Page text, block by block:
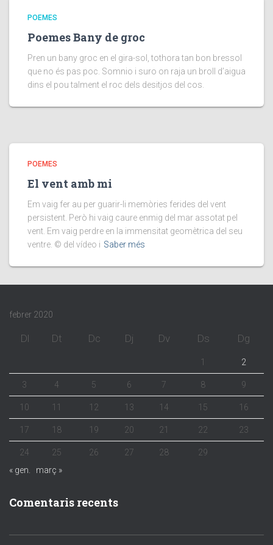
POEMES
Poemes Bany de groc
Pren un bany groc en el gira-sol, tothora tan bon bressol
que no és pas poc. Somnio i suro on raja un broll d’aigua
dins el pou talment el roc dels desitjos del cos.
POEMES
El vent amb mi
Em vaig fer au per guarir-li memòries ferides del vent
persistent. Però hi vaig caure enmig del mar assotat pel
vent. Em vaig perdre en la immensitat geomètrica del seu
ventre. © del vídeo i Saber més
febrer 2020
Dl Dt Dc Dj Dv Ds Dg
1 2
3 4 5 6 7 8 9
10 11 12 13 14 15 16
17 18 19 20 21 22 23
24 25 26 27 28
29
« gen.
març »
Comentaris recents